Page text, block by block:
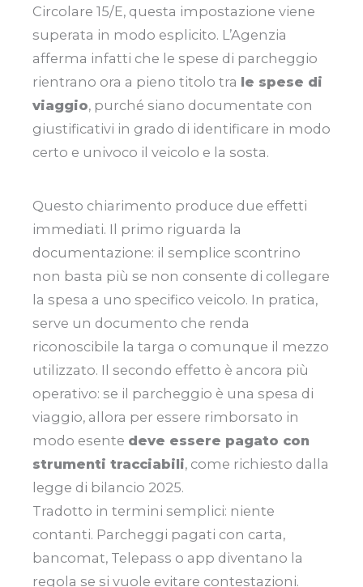
Circolare 15/E, questa impostazione viene
superata in modo esplicito. L’Agenzia
afferma infatti che le spese di parcheggio
rientrano ora a pieno titolo tra le spese di
viaggio, purché siano documentate con
giustificativi in grado di identificare in modo
certo e univoco il veicolo e la sosta.
Questo chiarimento produce due effetti
immediati. Il primo riguarda la
documentazione: il semplice scontrino
non basta più se non consente di collegare
la spesa a uno specifico veicolo. In pratica,
serve un documento che renda
riconoscibile la targa o comunque il mezzo
utilizzato. Il secondo effetto è ancora più
operativo: se il parcheggio è una spesa di
viaggio, allora per essere rimborsato in
modo esente deve essere pagato con
strumenti tracciabili, come richiesto dalla
legge di bilancio 2025.
Tradotto in termini semplici: niente
contanti. Parcheggi pagati con carta,
bancomat, Telepass o app diventano la
regola se si vuole evitare contestazioni.